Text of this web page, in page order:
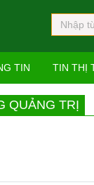
TIN TIN THỊ
QUẢNG TRỊ